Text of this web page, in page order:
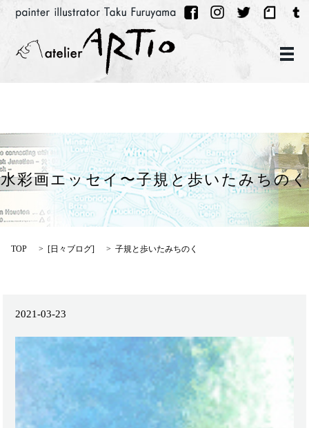
メ
水彩画エッセイ〜子規と歩いたみちのく
TOP [日々ブログ] 子規と歩いたみちのく
2021-03-23